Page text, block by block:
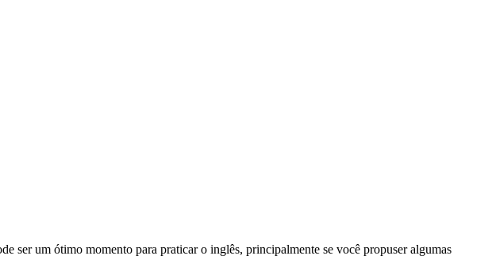
ser um ótimo momento para praticar o inglês, principalmente se você propuser algumas